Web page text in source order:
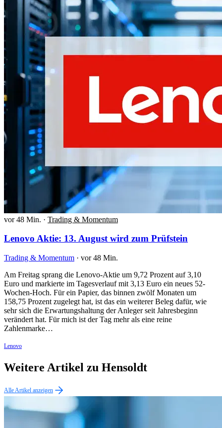
vor 48 Min. · Trading & Momentum
Lenovo Aktie: 13. August wird zum Prüfstein
Trading & Momentum · vor 48 Min.
Am Freitag sprang die Lenovo-Aktie um 9,72 Prozent auf 3,10
Euro und markierte im Tagesverlauf mit 3,13 Euro ein neues 52-
Wochen-Hoch. Für ein Papier, das binnen zwölf Monaten um
158,75 Prozent zugelegt hat, ist das ein weiterer Beleg dafür, wie
sehr sich die Erwartungshaltung der Anleger seit Jahresbeginn
verändert hat. Für mich ist der Tag mehr als eine reine
Zahlenmarke…
Lenovo
Weitere Artikel zu Hensoldt
Alle Artikel anzeigen